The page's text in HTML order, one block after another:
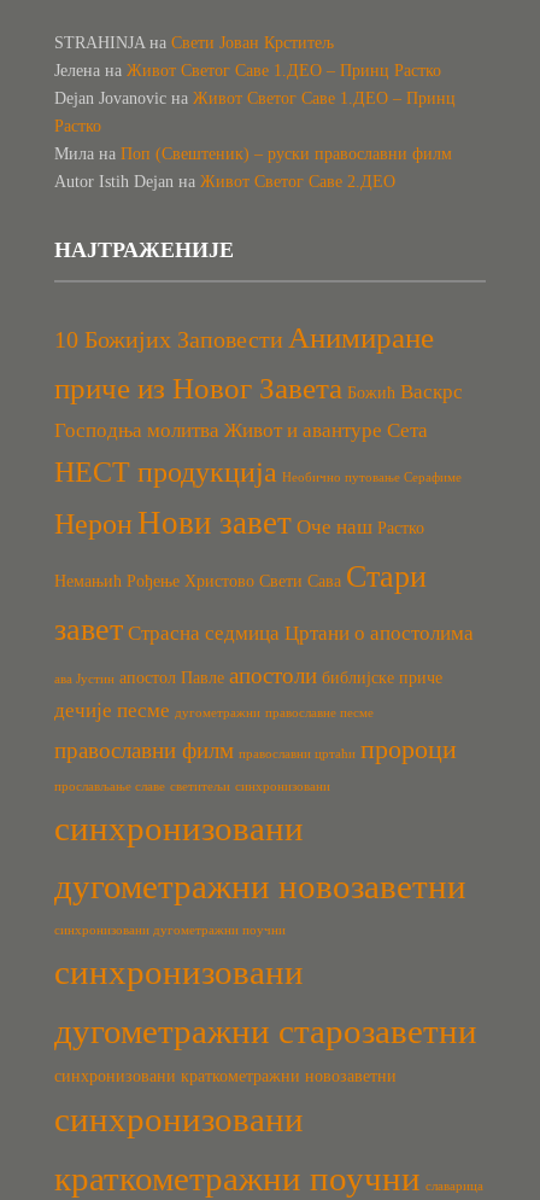
STRAHINJAна Свети Јован Крститељ
Јеленана Живот Светог Саве 1.ДЕО – Принц Растко
Dejan Jovanovicна Живот Светог Саве 1.ДЕО – Принц
Растко
Милана Поп (Свештеник) – руски православни филм
Autor Istih Dejanна Живот Светог Саве 2.ДЕО
НАЈТРАЖЕНИЈЕ
10 Божијих Заповести Анимиране
приче из Новог Завета Божић Васкрс
Господња молитва Живот и авантуре Сета
НЕСТ продукција Необично путовање Серафиме
Нерон Нови завет Оче наш Растко
Немањић Рођење Христово Свети Сава Стари
завет Страсна седмица Цртани о апостолима
ава Јустин апостол Павле апостоли библијске приче
дечије песме дугометражни православне песме
православни филм православни цртаћи пророци
прослављање славе светитељи синхронизовани
синхронизовани
дугометражни новозаветни
синхронизовани дугометражни поучни
синхронизовани
дугометражни старозаветни
синхронизовани краткометражни новозаветни
синхронизовани
краткометражни поучни славарица